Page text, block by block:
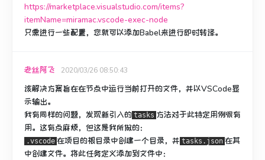
https://marketplace.visualstudio.com/items?
itemName=miramac.vscode-exec-node
只需进行一些配置，您就可以添加Babel来进行即时转译。
老丝阿飞 2020/03/26 08:50:43
该解决方案旨在在节点中运行当前打开的文件，并以VSCode显
示输出。
我有同样的问题，发现新引入的 tasks 方法对于此特定用例很有
用。 这有点麻烦，但这是我所做的：
.vscode 在项目的根目录中创建一个目录，并 tasks.json 在其
中创建文件。 将此任务定义添加到文件中：